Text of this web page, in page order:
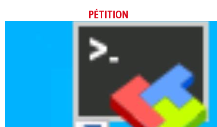
PÉTITION